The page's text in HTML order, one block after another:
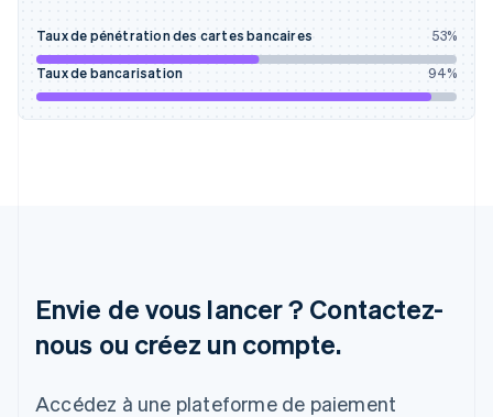
Taux de pénétration des cartes bancaires 53%
Taux de bancarisation 94%
Envie de vous lancer ? Contactez-
nous ou créez un compte.
Accédez à une plateforme de paiement
English
Hongrie
English
Lettonie
English
Liechtenstein
English